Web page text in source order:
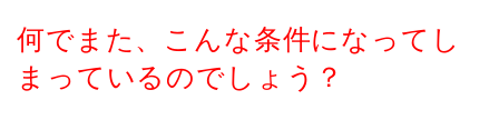
何でまた、こんな条件になってし
まっているのでしょう？